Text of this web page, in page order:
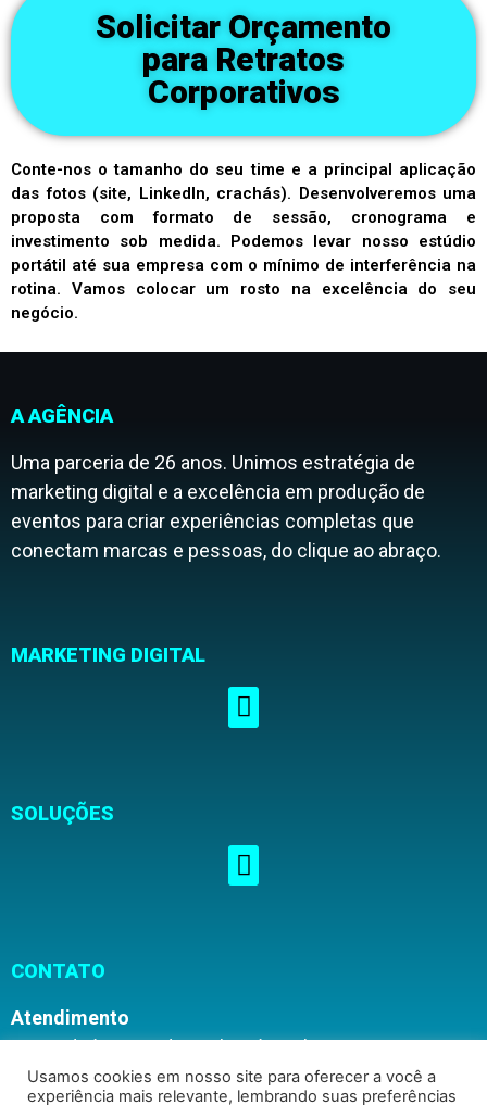
Solicitar Orçamento
para Retratos
Corporativos
Conte-nos o tamanho do seu time e a principal aplicação
das fotos (site, LinkedIn, crachás). Desenvolveremos uma
proposta com formato de sessão, cronograma e
investimento sob medida. Podemos levar nosso estúdio
portátil até sua empresa com o mínimo de interferência na
rotina. Vamos colocar um rosto na excelência do seu
negócio.
A AGÊNCIA
Uma parceria de 26 anos. Unimos estratégia de
marketing digital e a excelência em produção de
eventos para criar experiências completas que
conectam marcas e pessoas, do clique ao abraço.
MARKETING DIGITAL
SOLUÇÕES
CONTATO
Atendimento
Segunda à Sexta, das 08h00 às 16h30
Usamos cookies em nosso site para oferecer a você a
experiência mais relevante, lembrando suas preferências